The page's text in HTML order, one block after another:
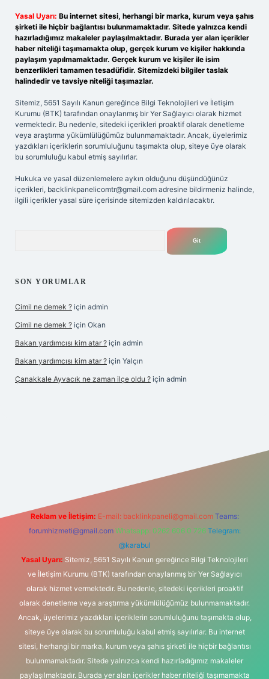
Yasal Uyarı: Bu internet sitesi, herhangi bir marka, kurum veya şahıs
şirketi ile hiçbir bağlantısı bulunmamaktadır. Sitede yalnızca kendi
hazırladığımız makaleler paylaşılmaktadır. Burada yer alan içerikler
haber niteliği taşımamakta olup, gerçek kurum ve kişiler hakkında
paylaşım yapılmamaktadır. Gerçek kurum ve kişiler ile isim
benzerlikleri tamamen tesadüfidir. Sitemizdeki bilgiler taslak
halindedir ve tavsiye niteliği taşımazlar.
Sitemiz, 5651 Sayılı Kanun gereğince Bilgi Teknolojileri ve İletişim
Kurumu (BTK) tarafından onaylanmış bir Yer Sağlayıcı olarak hizmet
vermektedir. Bu nedenle, sitedeki içerikleri proaktif olarak denetleme
veya araştırma yükümlülüğümüz bulunmamaktadır. Ancak, üyelerimiz
yazdıkları içeriklerin sorumluluğunu taşımakta olup, siteye üye olarak
bu sorumluluğu kabul etmiş sayılırlar.
Hukuka ve yasal düzenlemelere aykırı olduğunu düşündüğünüz
içerikleri, backlinkpanelicomtr@gmail.com adresine bildirmeniz halinde,
ilgili içerikler yasal süre içerisinde sitemizden kaldırılacaktır.
SON YORUMLAR
Cimil ne demek ? için admin
Cimil ne demek ? için Okan
Bakan yardımcısı kim atar ? için admin
Bakan yardımcısı kim atar ? için Yalçın
Çanakkale Ayvacık ne zaman ilçe oldu ? için admin
Reklam ve İletişim: E-mail: backlinkpaneli@gmail.com Teams:
forumhizmeti@gmail.com Whatsapp: 0262 606 0 726 Telegram:
@karabul
Yasal Uyarı: Sitemiz, 5651 Sayılı Kanun gereğince Bilgi Teknolojileri
ve İletişim Kurumu (BTK) tarafından onaylanmış bir Yer Sağlayıcı
olarak hizmet vermektedir. Bu nedenle, sitedeki içerikleri proaktif
olarak denetleme veya araştırma yükümlülüğümüz bulunmamaktadır.
Ancak, üyelerimiz yazdıkları içeriklerin sorumluluğunu taşımakta olup,
siteye üye olarak bu sorumluluğu kabul etmiş sayılırlar. Bu internet
sitesi, herhangi bir marka, kurum veya şahıs şirketi ile hiçbir bağlantısı
bulunmamaktadır. Sitede yalnızca kendi hazırladığımız makaleler
paylaşılmaktadır. Burada yer alan içerikler haber niteliği taşımamakta